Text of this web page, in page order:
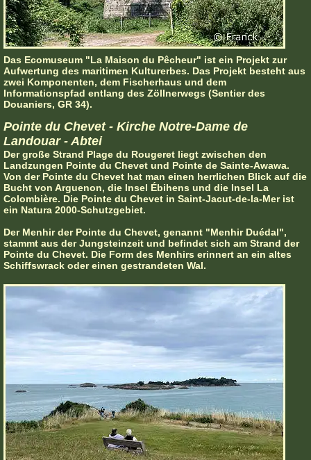
Das Ecomuseum "La Maison du Pêcheur" ist ein Projekt zur
Aufwertung des maritimen Kulturerbes. Das Projekt besteht aus
zwei Komponenten, dem Fischerhaus und dem
Informationspfad entlang des Zöllnerwegs (Sentier des
Douaniers, GR 34).
Pointe du Chevet - Kirche Notre-Dame de
Landouar - Abtei
Der große Strand Plage du Rougeret liegt zwischen den
Landzungen Pointe du Chevet und Pointe de Sainte-Awawa.
Von der Pointe du Chevet hat man einen herrlichen Blick auf die
Bucht von Arguenon, die Insel Ébihens und die Insel La
Colombière. Die Pointe du Chevet in Saint-Jacut-de-la-Mer ist
ein Natura 2000-Schutzgebiet.
Der Menhir der Pointe du Chevet, genannt "Menhir Duédal",
stammt aus der Jungsteinzeit und befindet sich am Strand der
Pointe du Chevet. Die Form des Menhirs erinnert an ein altes
Schiffswrack oder einen gestrandeten Wal.